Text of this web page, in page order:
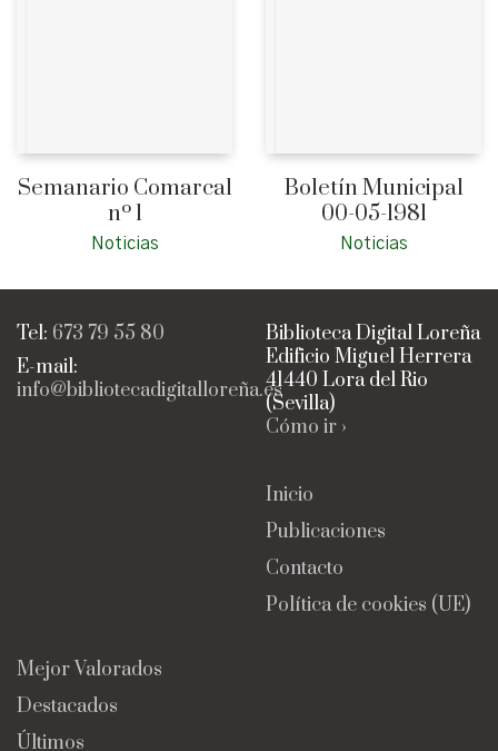
Semanario Comarcal
nº 1
Noticias
Boletín Municipal
00-05-1981
Noticias
Tel: 673 79 55 80
E-mail:
info@bibliotecadigitalloreña.es
Biblioteca Digital Loreña
Edificio Miguel Herrera
41440 Lora del Rio
(Sevilla)
Cómo ir ›
Inicio
Publicaciones
Contacto
Política de cookies (UE)
Mejor Valorados
Destacados
Últimos